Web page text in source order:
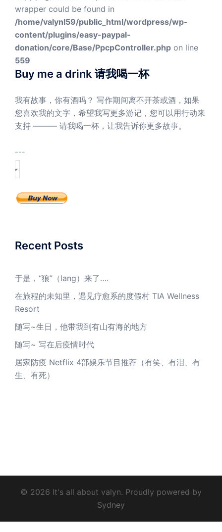
wrapper could be found in
/home/valynl59/public_html/wordpress/wp-
content/plugins/easy-paypal-
donation/core/Base/PpcpController.php on line
559
Buy me a drink 请我喝一杯
我有故事，你有酒吗？ 写作期间离不开茶或酒，如果
您喜欢我的文字，希望我写更多游记，您可以用行动来
支持 ——— 请我喝一杯，让我告诉你更多故事。
---
Recent Posts
于是，“狼”（lang）来了….
在旅程的未知里，遇见疗愈系的度假村 TIA Wellness
Resort
随写~生日，他带我到有山有海的地方
随写~ 写在后疫情时代
居家防疫 Netflix 4部娱乐节目推荐（有笑、有泪、有
生、有死）
© 2026 It's all about valyn. Proudly powered by
Sydney